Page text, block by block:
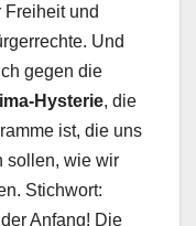
Freiheit und
Und
gegen die
Hysterie, die
ist, die uns
sollen, wie wir
Stichwort:
Anfang! Die